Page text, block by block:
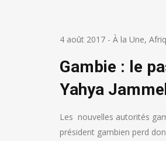
4 août 2017 - À la Une,
Gambie : le
Yahya
Les nouvelles autorités
président gambien perd